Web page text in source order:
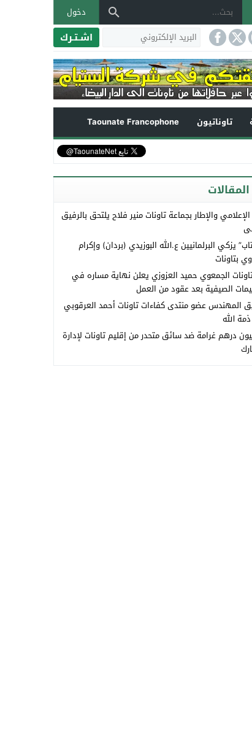
دخول
اشـتـرك
تاوناتيون
Taounate Francophone
والإطار بجماعة تاونات منير فلاح يلتحق بالرفيق
يزكي البرلمانيين ع.الله البوزيدي (بردان) وإكرام
بتاونات
الجمعوي حميد العزوزي يعلن نهاية مساره في
الصيفية بعد عقود من العمل
المهندس عضو منتدى كفاءات تاونات أحمد العرقوبي
الله
درهم غرامة ضد سائق متحدر من إقليم تاونات لإدارة